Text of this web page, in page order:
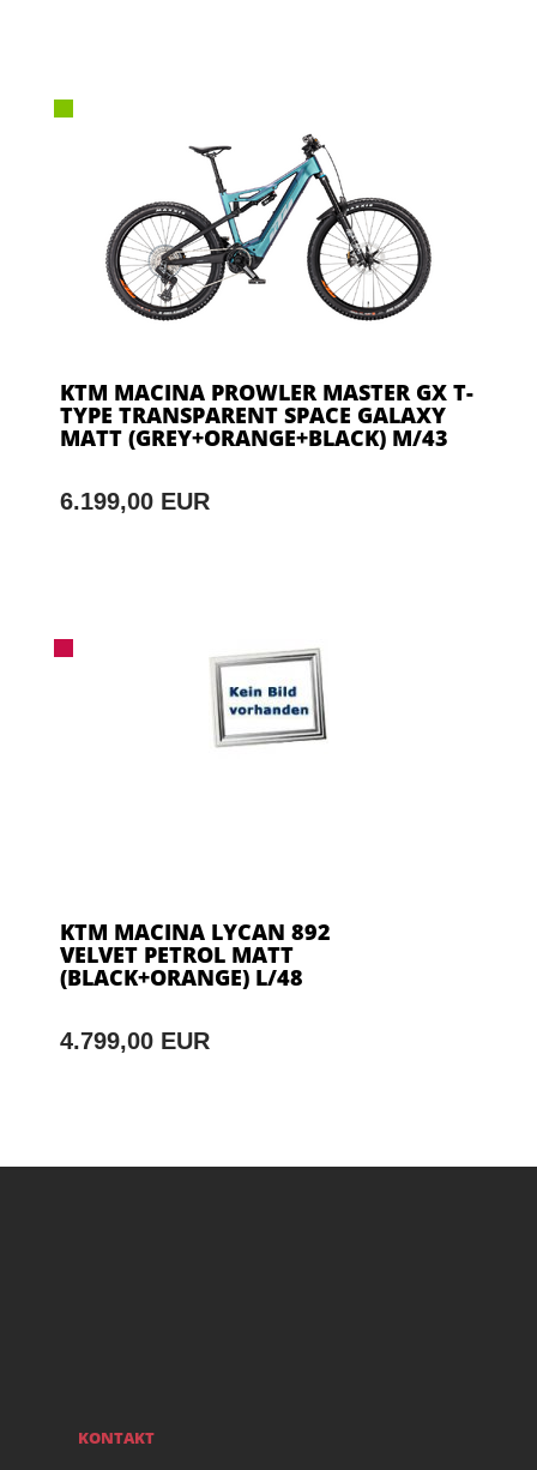
KTM MACINA PROWLER MASTER GX T-
TYPE TRANSPARENT SPACE GALAXY
MATT (GREY+ORANGE+BLACK) M/43
6.199,00 EUR
KTM MACINA LYCAN 892
VELVET PETROL MATT
(BLACK+ORANGE) L/48
4.799,00 EUR
KONTAKT